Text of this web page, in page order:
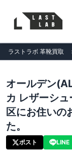
ラストラボ 革靴買取
オールデン
カ レザーシ
区にお住いの
た。
ポスト LINE